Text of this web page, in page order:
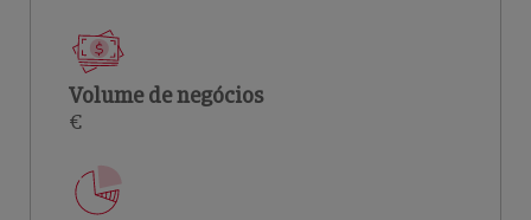
Volume de negócios
€